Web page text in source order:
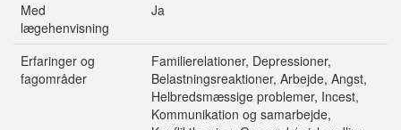
Med
lægehenvisning
Ja
Erfaringer og
fagområder
Familierelationer, Depressioner,
Belastningsreaktioner, Arbejde, Angst,
Helbredsmæssige problemer, Incest,
Kommunikation og samarbejde,